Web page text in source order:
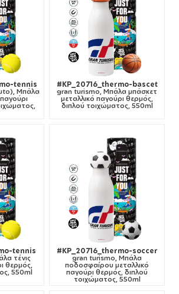
tennis
Μπάλα
#KP_20716_thermo-bascet
gran turismo, Μπάλα μπάσκετ
μεταλλικό παγούρι θερμός,
διπλού τοιχώματος, 550ml
tennis
τένις
θερμός,
550ml
#KP_20716_thermo-soccer
gran turismo, Μπάλα
ποδοσφαίρου μεταλλικό
παγούρι θερμός, διπλού
τοιχώματος, 550ml